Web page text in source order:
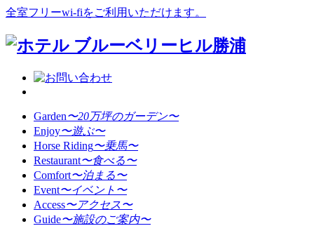
全室フリーwi-fiをご利用いただけます。
Garden〜20万坪のガーデン〜
Enjoy〜遊ぶ〜
Horse Riding〜乗馬〜
Restaurant〜食べる〜
Comfort〜泊まる〜
Event〜イベント〜
Access〜アクセス〜
Guide〜施設のご案内〜